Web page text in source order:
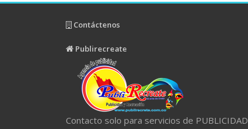
Contáctenos
Publirecreate
Contacto solo para servicios de PUBLICIDAD